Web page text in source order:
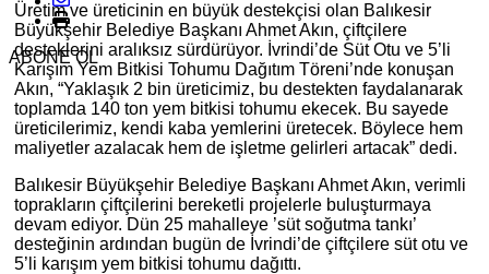
ABONE OL
Üretim ve üreticinin en büyük destekçisi olan Balıkesir
Büyükşehir Belediye Başkanı Ahmet Akın, çiftçilere
desteklerini aralıksız sürdürüyor. İvrindi’de Süt Otu ve 5’li
Karışım Yem Bitkisi Tohumu Dağıtım Töreni’nde konuşan
Akın, “Yaklaşık 2 bin üreticimiz, bu destekten faydalanarak
toplamda 140 ton yem bitkisi tohumu ekecek. Bu sayede
üreticilerimiz, kendi kaba yemlerini üretecek. Böylece hem
maliyetler azalacak hem de işletme gelirleri artacak” dedi.
Balıkesir Büyükşehir Belediye Başkanı Ahmet Akın, verimli
toprakların çiftçilerini bereketli projelerle buluşturmaya
devam ediyor. Dün 25 mahalleye ’süt soğutma tankı’
desteğinin ardından bugün de İvrindi’de çiftçilere süt otu ve
5’li karışım yem bitkisi tohumu dağıttı.